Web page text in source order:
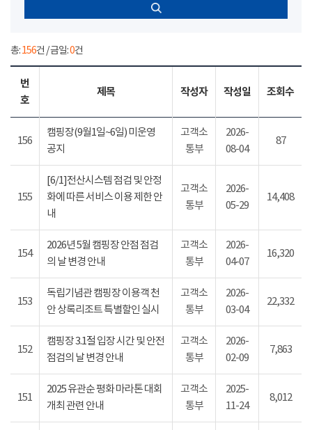
총:156건 / 금일:0건
번
호
제목 작성자 작성일 조회수
156
캠핑장(9월1일~6일) 미운영
공지
고객소
통부
2026-
08-04
87
155
[6/1]전산시스템 점검 및 안정
화에 따른 서비스 이용 제한 안
내
고객소
통부
2026-
05-29
14,408
154
2026년 5월 캠핑장 안점 점검
의 날 변경 안내
고객소
통부
2026-
04-07
16,320
153
독립기념관 캠핑장 이용객 천
안 상록리조트 특별할인 실시
고객소
통부
2026-
03-04
22,332
152
캠핑장 3.1절 입장 시간 및 안전
점검의 날 변경 안내
고객소
통부
2026-
02-09
7,863
151
2025 유관순 평화 마라톤 대회
개최 관련 안내
고객소
통부
2025-
11-24
8,012